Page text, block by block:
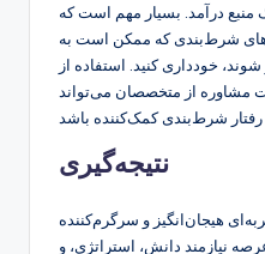
منبع درآمد. بسیار مهم است که
شرط‌بندی که ممکن است به
خودداری کنید. استفاده از
مشاوره از متخصصان می‌تواند
نتیجه‌گیری
هیجان‌انگیز و سرگرم‌کننده
نیازمند دانش، استراتژی، و